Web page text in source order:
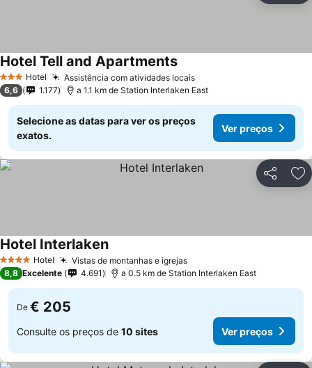
3 EstrelasHotel Assistência com atividades locais
Hotel Tell and Apartments
6,6 1.177 a 1.1 km de Station Interlaken East
Selecione as datas para ver os preços
exatos.
Ver preços
Partilhar
4 EstrelasHotel Vistas de montanhas e igrejas
Hotel Interlaken
8,8 Excelente 4.691 a 0.5 km de Station Interlaken East
De € 205
Consulte os preços de 10 sites Ver preços